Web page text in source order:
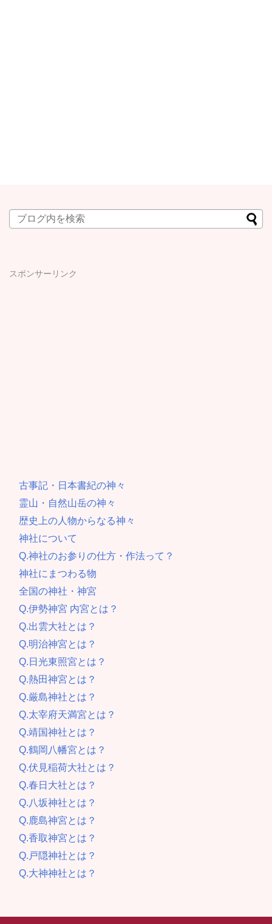
スポンサーリンク
古事記・日本書紀の神々
霊山・自然山岳の神々
歴史上の人物からなる神々
神社について
Q.神社のお参りの仕方・作法って？
神社にまつわる物
全国の神社・神宮
Q.伊勢神宮 内宮とは？
Q.出雲大社とは？
Q.明治神宮とは？
Q.日光東照宮とは？
Q.熱田神宮とは？
Q.厳島神社とは？
Q.太宰府天満宮とは？
Q.靖国神社とは？
Q.鶴岡八幡宮とは？
Q.伏見稲荷大社とは？
Q.春日大社とは？
Q.八坂神社とは？
Q.鹿島神宮とは？
Q.香取神宮とは？
Q.戸隠神社とは？
Q.大神神社とは？